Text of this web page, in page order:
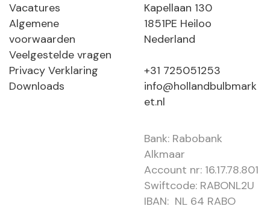
Vacatures
Algemene
voorwaarden
Veelgestelde vragen
Privacy Verklaring
Downloads
Kapellaan 130
1851PE Heiloo
Nederland
+31 725051253
info@hollandbulbmark
et.nl
Bank: Rabobank
Alkmaar
Account nr: 16.17.78.801
Swiftcode: RABONL2U
IBAN: NL 64 RABO